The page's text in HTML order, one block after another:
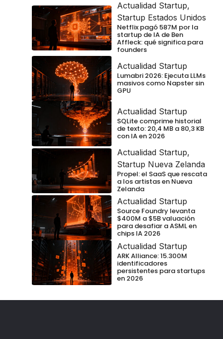
Actualidad Startup,
Startup Estados Unidos
Netflix pagó 587M por la
startup de IA de Ben
Affleck: qué significa para
founders
Actualidad Startup
Lumabri 2026: Ejecuta LLMs
masivos como Napster sin
GPU
Actualidad Startup
SQLite comprime historial
de texto: 20,4 MB a 80,3 KB
con IA en 2026
Actualidad Startup,
Startup Nueva Zelanda
Propel: el SaaS que rescata
a los artistas en Nueva
Zelanda
Actualidad Startup
Source Foundry levanta
$400M a $5B valuación
para desafiar a ASML en
chips IA 2026
Actualidad Startup
ARK Alliance: 15.300M
identificadores
persistentes para startups
en 2026